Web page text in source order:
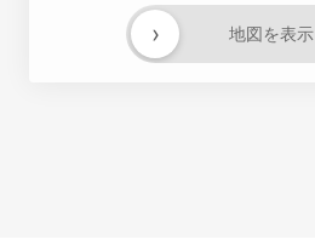
地図を表示
›